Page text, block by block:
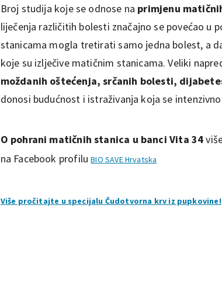
Broj studija koje se odnose na primjenu
liječenja različitih bolesti značajno se povećao u
stanicama mogla tretirati samo jedna bolest, a
koje su izlječive matičnim stanicama. Veliki
moždanih oštećenja, srčanih bolesti,
donosi budućnost i istraživanja koja se
O pohrani matičnih stanica u banci Vita 34
na Facebook profiluBIO SAVE Hrvatska
Više pročitajte u specijalu Čudotvorna krv iz pupkovine!